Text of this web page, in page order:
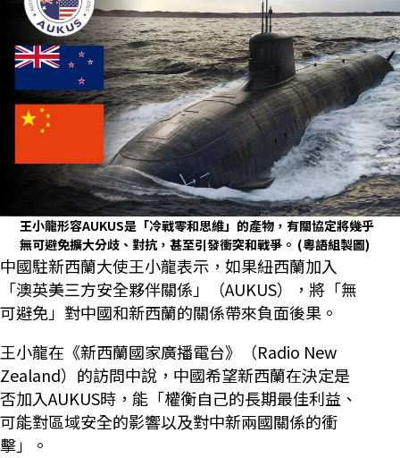
王小龍形容AUKUS是「冷戰零和思維」的產物，有關協定將幾乎
無可避免擴大分歧、對抗，甚至引發衝突和戰爭。 (粵語組製圖)
中國駐新西蘭大使王小龍表示，如果紐西蘭加入
「澳英美三方安全夥伴關係」（AUKUS），將「無
可避免」對中國和新西蘭的關係帶來負面後果。
王小龍在《新西蘭國家廣播電台》（Radio New
Zealand）的訪問中說，中國希望新西蘭在決定是
否加入AUKUS時，能「權衡自己的長期最佳利益、
可能對區域安全的影響以及對中新兩國關係的衝
擊」。